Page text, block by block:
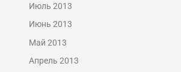
Июль 2013
Июнь 2013
Май 2013
Апрель 2013